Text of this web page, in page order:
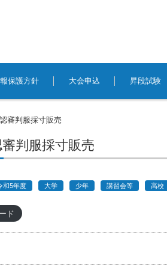
保護方針 大会申込 昇段試験
審判服採寸販売
判服採寸販売
和5年度 大学 少年 講習会等 高校
ド